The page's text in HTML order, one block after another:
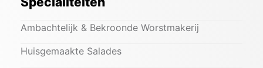
Ambachtelijk & Bekroonde Worstmakerij
Huisgemaakte Salades